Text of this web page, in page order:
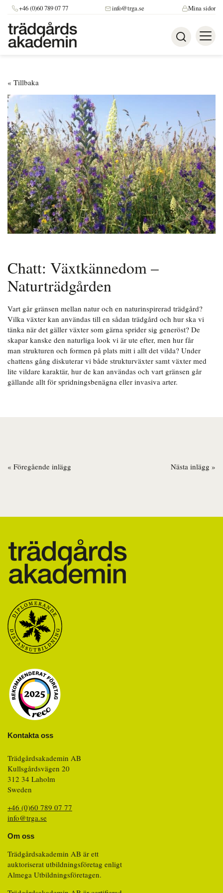
+46 (0)60 789 07 77 info@trga.se Mina sidor
Chatt: Växtkännedom –
Naturträdgården
Vart går gränsen mellan natur och en naturinspirerad trädgård?
Vilka växter kan användas till en sådan trädgård och hur ska vi
tänka när det gäller växter som gärna sprider sig generöst? De
skapar kanske den naturliga look vi är ute efter, men hur får
man strukturen och formen på plats mitt i allt det vilda? Under
chattens gång diskuterar vi både strukturväxter samt växter med
lite vildare karaktär, hur de kan användas och vart gränsen går
gällande allt för spridningsbenägna eller invasiva arter.
« Föregående inlägg Nästa inlägg »
Om oss
Trädgårdsakademin AB är ett
auktoriserat utbildningsföretag enligt
Almega Utbildningsföretagen.
Kontakta oss
Trädgårdsakademin AB
Kullsgårdsvägen 20
312 34 Laholm
Sweden
+46 (0)60 789 07 77
info@trga.se